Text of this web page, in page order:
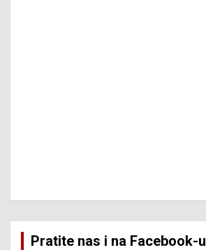
Pratite nas i na Facebook-u